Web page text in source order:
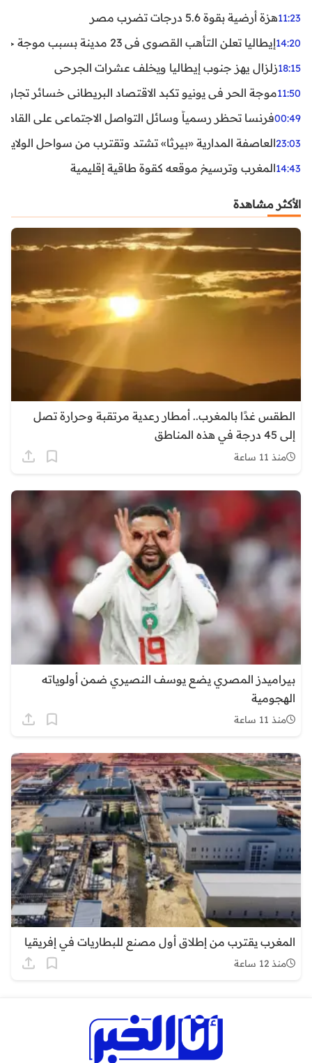
11:23هزة أرضية بقوة 5.6 درجات تضرب مصر
14:20إيطاليا تعلن التأهب القصوى في 23 مدينة بسبب موجة حر شديدة
18:15زلزال يهز جنوب إيطاليا ويخلف عشرات الجرحى
11:50موجة الحر في يونيو تكبد الاقتصاد البريطاني خسائر تجاوزت 1.5 مليار
00:49فرنسا تحظر رسمياً وسائل التواصل الاجتماعي على القاصرين
23:03العاصفة المدارية «بيرثا» تشتد وتقترب من سواحل
14:43المغرب وترسيخ موقعه كقوة طاقية إقليمية
الأكثر مشاهدة
الطقس غدًا بالمغرب.. أمطار رعدية مرتقبة وحرارة تصل
إلى 45 درجة في هذه المناطق
منذ 11 ساعة
بيراميدز المصري يضع يوسف النصيري ضمن أولوياته
الهجومية
منذ 11 ساعة
المغرب يقترب من إطلاق أول مصنع للبطاريات في إفريقيا
منذ 12 ساعة